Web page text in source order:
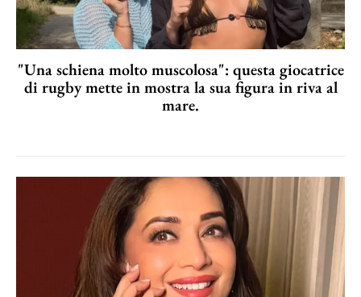
"Una schiena molto muscolosa": questa giocatrice
di rugby mette in mostra la sua figura in riva al
mare.